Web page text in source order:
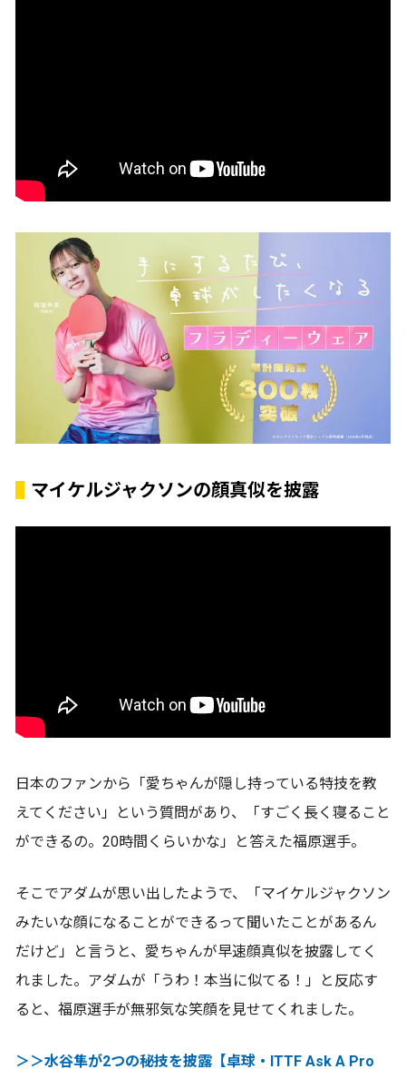
マイケルジャクソンの顔真似を披露
日本のファンから「愛ちゃんが隠し持っている特技を教
えてください」という質問があり、「すごく長く寝ること
ができるの。20時間くらいかな」と答えた福原選手。
そこでアダムが思い出したようで、「マイケルジャクソン
みたいな顔になることができるって聞いたことがあるん
だけど」と言うと、愛ちゃんが早速顔真似を披露してく
れました。アダムが「うわ！本当に似てる！」と反応す
ると、福原選手が無邪気な笑顔を見せてくれました。
＞＞水谷隼が2つの秘技を披露【卓球・ITTF Ask A Pro